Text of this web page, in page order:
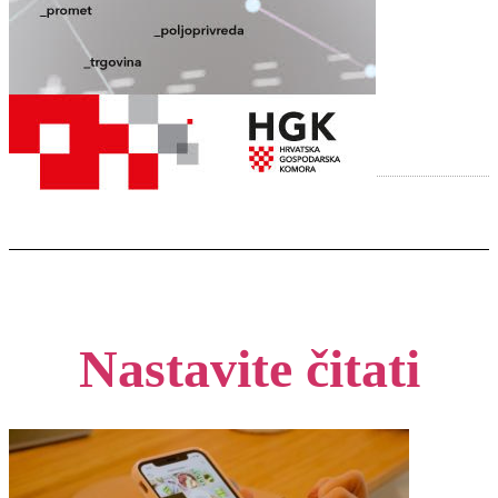
Nastavite čitati